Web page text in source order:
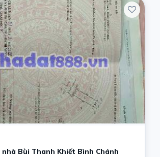
nhà Bùi Thanh Khiết Bình Chánh